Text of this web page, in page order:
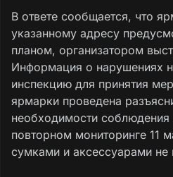
В ответе сообщается, что
указанному адресу
планом, организатором
Информация о нарушениях
инспекцию для принятия
ярмарки проведена
необходимости соблюдения
повторном мониторинге 11
сумками и аксессуарами не